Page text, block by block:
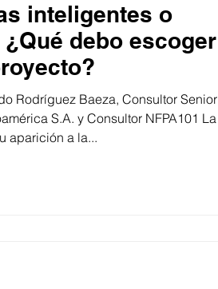
inteligentes o
debo escoger
Rodríguez Baeza, Consultor Senior
S.A. y Consultor NFPA101 La
aparición a la...